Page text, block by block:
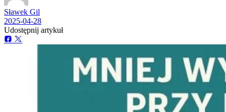
Sławek Gil
2025-04-28
Udostępnij artykuł